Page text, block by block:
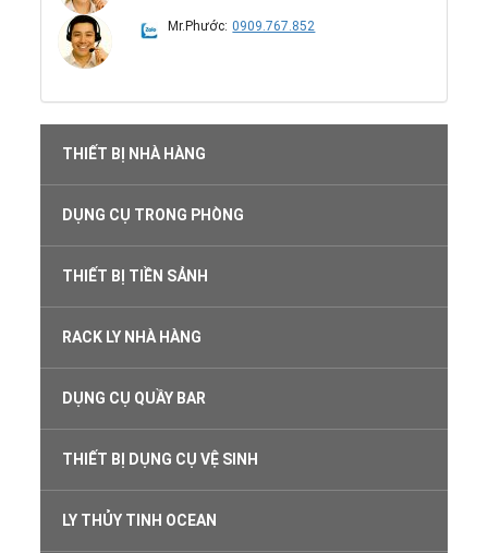
Mr.Phước: 0909.767.852
THIẾT BỊ NHÀ HÀNG
DỤNG CỤ TRONG PHÒNG
THIẾT BỊ TIỀN SẢNH
RACK LY NHÀ HÀNG
DỤNG CỤ QUẦY BAR
THIẾT BỊ DỤNG CỤ VỆ SINH
LY THỦY TINH OCEAN